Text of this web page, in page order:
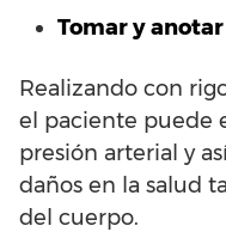
Tomar y
Realizando con
el paciente puede
presión arterial y
daños en la salud
del cuerpo.